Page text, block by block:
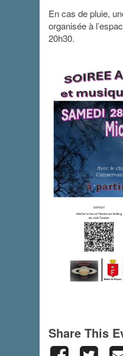
En cas de pluie,
organisée à
20h30.
Share This